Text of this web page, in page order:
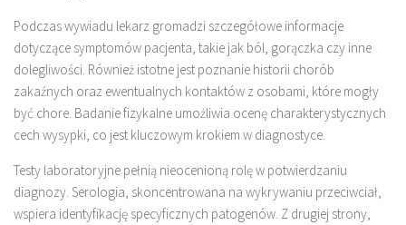
Podczas wywiadu lekarz gromadzi szczegółowe informacje
dotyczące symptomów pacjenta, takie jak ból, gorączka czy inne
dolegliwości. Również istotne jest poznanie historii chorób
zakaźnych oraz ewentualnych kontaktów z osobami, które mogły
być chore. Badanie fizykalne umożliwia ocenę charakterystycznych
cech wysypki, co jest kluczowym krokiem w diagnostyce.
Testy laboratoryjne pełnią nieocenioną rolę w potwierdzaniu
diagnozy. Serologia, skoncentrowana na wykrywaniu przeciwciał,
wspiera identyfikację specyficznych patogenów. Z drugiej strony,